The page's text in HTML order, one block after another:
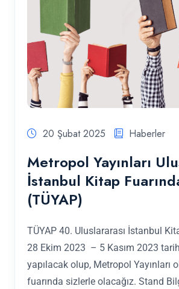
20 Şubat 2025 Haberler
Metropol Yayınları
İstanbul Kitap
(TÜYAP)
TÜYAP 40. Uluslararası İstanbul
28 Ekim 2023 – 5 Kasım 2023
yapılacak olup, Metropol Yayınları
fuarında sizlerle olacağız. Stand